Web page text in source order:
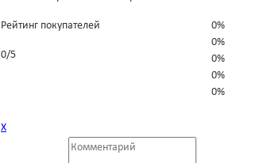
Рейтинг покупателей
0/5
0%
0%
0%
0%
0%
Х